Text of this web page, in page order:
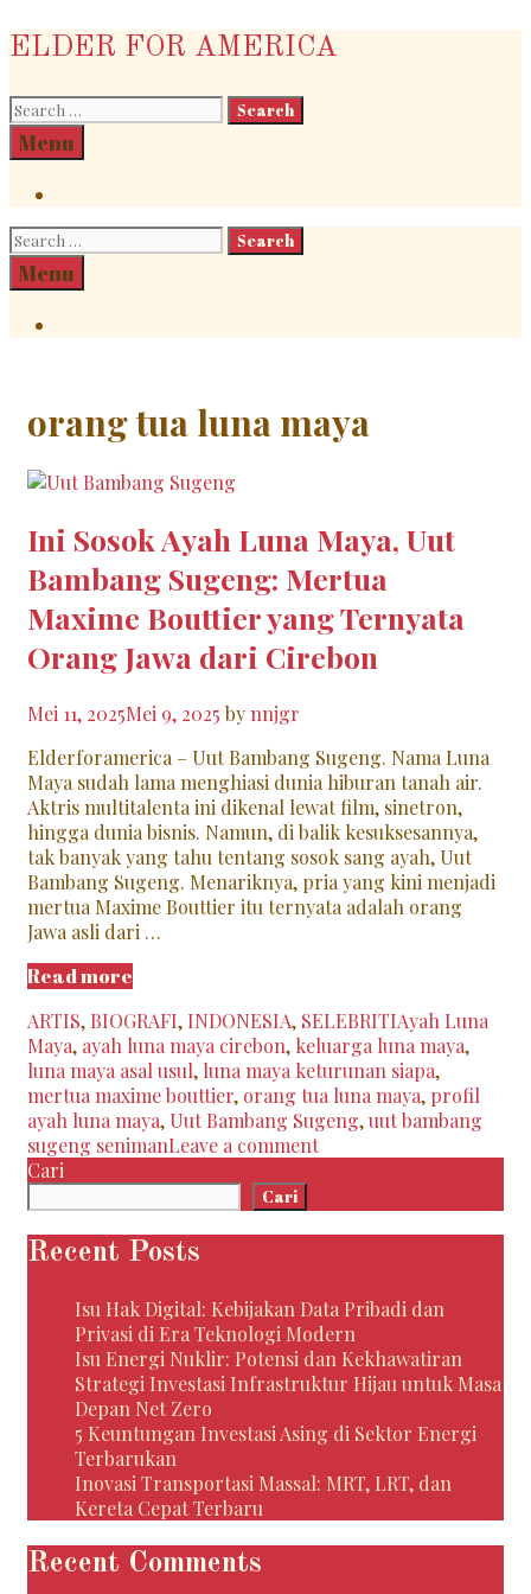
Skip
content
ELDER FOR AMERICA
Search
for:
Search
Menu
Search
for:
Search
Menu
orang tua luna maya
Ini Sosok Ayah Luna Maya, Uut
Bambang Sugeng: Mertua
Maxime Bouttier yang Ternyata
Orang Jawa dari Cirebon
Mei 11, 2025Mei 9, 2025 bynnjgr
Elderforamerica – Uut Bambang Sugeng. Nama Luna
Maya sudah lama menghiasi dunia hiburan tanah air.
Aktris multitalenta ini dikenal lewat film, sinetron,
hingga dunia bisnis. Namun, di balik kesuksesannya,
tak banyak yang tahu tentang sosok sang ayah, Uut
Bambang Sugeng. Menariknya, pria yang kini menjadi
mertua Maxime Bouttier itu ternyata adalah orang
Jawa asli dari …
Read more
Ayah
Luna
Maya,
Uut
Bambang
Sugeng:
Mertua
Maxime
Bouttier
yang
Orang
Jawa
dari
Cirebon
Categories
ARTIS, BIOGRAFI, INDONESIA, SELEBRITITags
Ayah Luna
Maya, ayah luna maya cirebon, keluarga luna maya,
luna maya asal usul, luna maya keturunan siapa,
mertua maxime bouttier, orang tua luna maya, profil
ayah luna maya, Uut Bambang Sugeng,uut bambang
sugeng senimanLeave a comment
Cari
Cari
Recent Posts
Isu Hak Digital: Kebijakan Data Pribadi dan
Privasi di Era Teknologi Modern
Isu Energi Nuklir: Potensi dan Kekhawatiran
Strategi Investasi Infrastruktur Hijau untuk Masa
Depan Net Zero
5 Keuntungan Investasi Asing di Sektor Energi
Terbarukan
Inovasi Transportasi Massal: MRT, LRT, dan
Kereta Cepat Terbaru
Recent Comments